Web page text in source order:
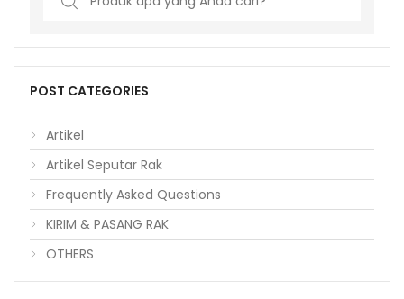
POST CATEGORIES
Artikel
Artikel Seputar Rak
Frequently Asked Questions
KIRIM & PASANG RAK
OTHERS